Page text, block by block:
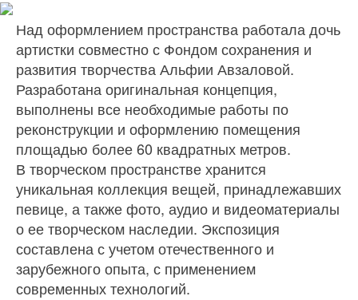
Над оформлением пространства работала дочь
артистки совместно с Фондом сохранения и
развития творчества Альфии Авзаловой.
Разработана оригинальная концепция,
выполнены все необходимые работы по
реконструкции и оформлению помещения
площадью более 60 квадратных метров.
В творческом пространстве хранится
уникальная коллекция вещей, принадлежавших
певице, а также фото, аудио и видеоматериалы
о ее творческом наследии. Экспозиция
составлена с учетом отечественного и
зарубежного опыта, с применением
современных технологий.